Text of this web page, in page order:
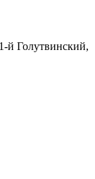
й Голутвинский,